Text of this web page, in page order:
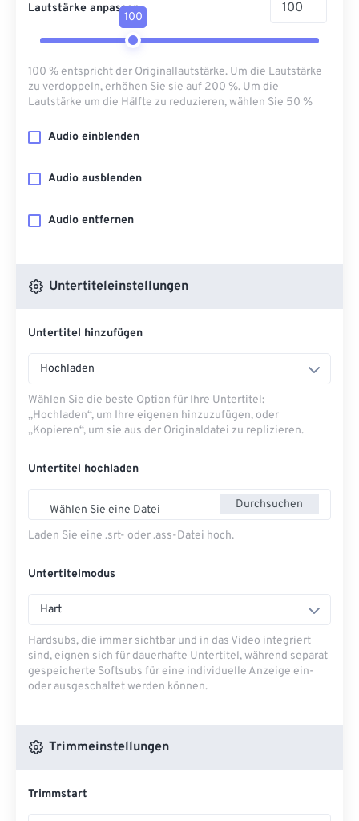
Lautstärke anpassen
100
100 % entspricht der Originallautstärke. Um die Lautstärke
zu verdoppeln, erhöhen Sie sie auf 200 %. Um die
Lautstärke um die Hälfte zu reduzieren, wählen Sie 50 %
Audio einblenden
Audio ausblenden
Audio entfernen
Untertiteleinstellungen
Untertitel hinzufügen
Hochladen
Wählen Sie die beste Option für Ihre Untertitel:
„Hochladen“, um Ihre eigenen hinzuzufügen, oder
„Kopieren“, um sie aus der Originaldatei zu replizieren.
Untertitel hochladen
Wählen Sie eine Datei Durchsuchen
Laden Sie eine .srt- oder .ass-Datei hoch.
Untertitelmodus
Hart
Hardsubs, die immer sichtbar und in das Video integriert
sind, eignen sich für dauerhafte Untertitel, während separat
gespeicherte Softsubs für eine individuelle Anzeige ein-
oder ausgeschaltet werden können.
Trimmeinstellungen
Trimmstart